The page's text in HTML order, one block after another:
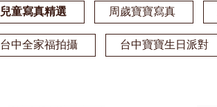
兒童寫真精選 周歲寶寶寫真
台中全家福拍攝 台中寶寶生日派對